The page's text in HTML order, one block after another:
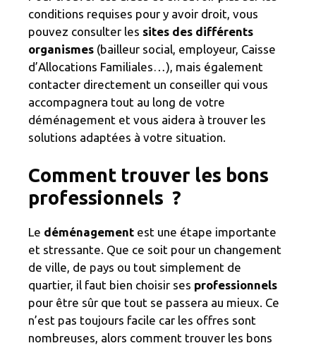
conditions requises pour y avoir droit, vous
pouvez consulter les sites des différents
organismes (bailleur social, employeur, Caisse
d’Allocations Familiales…), mais également
contacter directement un conseiller qui vous
accompagnera tout au long de votre
déménagement et vous aidera à trouver les
solutions adaptées à votre situation.
Comment trouver les bons
professionnels ?
Le déménagement est une étape importante
et stressante. Que ce soit pour un changement
de ville, de pays ou tout simplement de
quartier, il faut bien choisir ses professionnels
pour être sûr que tout se passera au mieux. Ce
n’est pas toujours facile car les offres sont
nombreuses, alors comment trouver les bons